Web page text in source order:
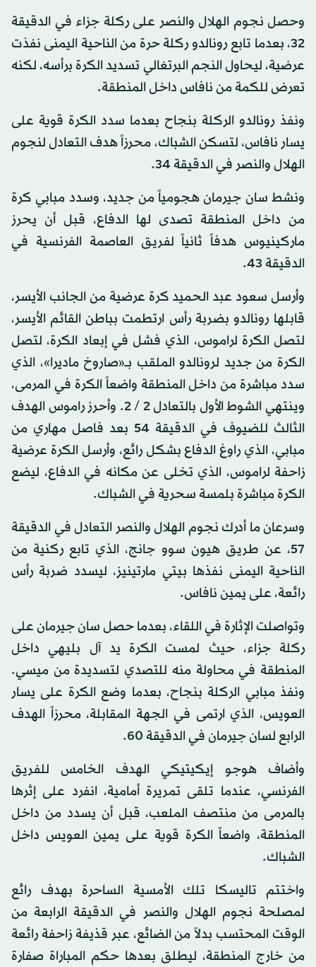
وحصل نجوم الهلال والنصر على ركلة جزاء في الدقيقة
32، بعدما تابع رونالدو ركلة حرة من الناحية اليمنى نفذت
عرضية، ليحاول النجم البرتغالي تسديد الكرة برأسه، لكنه
تعرض للكمة من نافاس داخل المنطقة.
ونفذ رونالدو الركلة بنجاح بعدما سدد الكرة قوية على
يسار نافاس، لتسكن الشباك، محرزاً هدف التعادل لنجوم
الهلال والنصر في الدقيقة 34.
ونشط سان جيرمان هجومياً من جديد، وسدد مبابي كرة
من داخل المنطقة تصدى لها الدفاع، قبل أن يحرز
ماركينيوس هدفاً ثانياً لفريق العاصمة الفرنسية في
الدقيقة 43.
وأرسل سعود عبد الحميد كرة عرضية من الجانب الأيسر،
قابلها رونالدو بضربة رأس ارتطمت بباطن القائم الأيسر،
لتصل الكرة لراموس، الذي فشل في إبعاد الكرة، لتصل
الكرة من جديد لرونالدو الملقب بــ«صاروخ ماديرا»، الذي
سدد مباشرة من داخل المنطقة واضعاً الكرة في المرمى،
وينتهي الشوط الأول بالتعادل 2 / 2. وأحرز راموس الهدف
الثالث للضيوف في الدقيقة 54 بعد فاصل مهاري من
مبابي، الذي راوغ الدفاع بشكل رائع، وأرسل الكرة عرضية
زاحفة لراموس، الذي تخلى عن مكانه في الدفاع، ليضع
الكرة مباشرة بلمسة سحرية في الشباك.
وسرعان ما أدرك نجوم الهلال والنصر التعادل في الدقيقة
57، عن طريق هيون سوو جانج، الذي تابع ركنية من
الناحية اليمنى نفذها بيتي مارتينيز، ليسدد ضربة رأس
رائعة، على يمين نافاس.
وتواصلت الإثارة في اللقاء، بعدما حصل سان جيرمان على
ركلة جزاء، حيث لمست الكرة يد آل بليهي داخل
المنطقة في محاولة منه للتصدي لتسديدة من ميسي.
ونفذ مبابي الركلة بنجاح، بعدما وضع الكرة على يسار
العويس، الذي ارتمى في الجهة المقابلة، محرزاً الهدف
الرابع لسان جيرمان في الدقيقة 60.
وأضاف هوجو إيكيتيكي الهدف الخامس للفريق
الفرنسي، عندما تلقى تمريرة أمامية، انفرد على إثرها
بالمرمى من منتصف الملعب، قبل أن يسدد من داخل
المنطقة، واضعاً الكرة قوية على يمين العويس داخل
الشباك.
واختتم تاليسكا تلك الأمسية الساحرة بهدف رائع
لمصلحة نجوم الهلال والنصر في الدقيقة الرابعة من
الوقت المحتسب بدلاً من الضائع، عبر قذيفة زاحفة رائعة
من خارج المنطقة، ليطلق بعدها حكم المباراة صفارة